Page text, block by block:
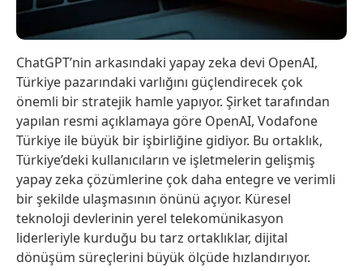
ChatGPT’nin arkasındaki yapay zeka devi OpenAI,
Türkiye pazarındaki varlığını güçlendirecek çok
önemli bir stratejik hamle yapıyor. Şirket tarafından
yapılan resmi açıklamaya göre OpenAI, Vodafone
Türkiye ile büyük bir işbirliğine gidiyor. Bu ortaklık,
Türkiye’deki kullanıcıların ve işletmelerin gelişmiş
yapay zeka çözümlerine çok daha entegre ve verimli
bir şekilde ulaşmasının önünü açıyor. Küresel
teknoloji devlerinin yerel telekomünikasyon
liderleriyle kurduğu bu tarz ortaklıklar, dijital
dönüşüm süreçlerini büyük ölçüde hızlandırıyor.